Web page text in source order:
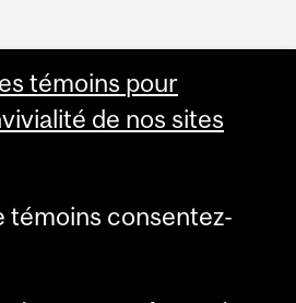
témoins pour
de nos sites
témoins consentez-